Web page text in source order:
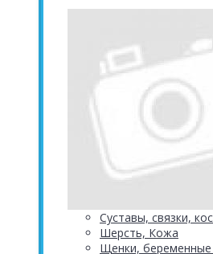
Суставы, связки,
Шерсть, Кожа
Щенки,